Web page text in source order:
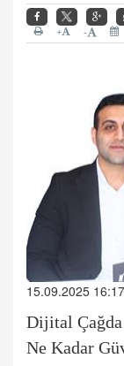
-
+
15.09.2025
Dijital
Ne Kadar Gü